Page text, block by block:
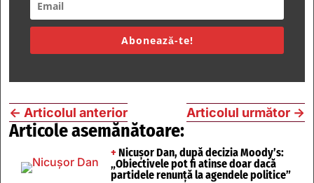
Abonează-te!
← Articolul anterior Articolul următor →
Articole asemănătoare:
+ Nicușor Dan, după decizia Moody’s:
„Obiectivele pot fi atinse doar dacă
partidele renunță la agendele politice”